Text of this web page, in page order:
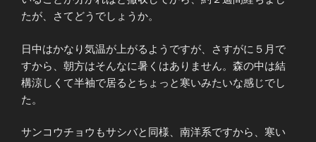
たが、さてどうでしょうか。
日中はかなり気温が上がるようですが、さすがに５月で
すから、朝方はそんなに暑くはありません。森の中は結
構涼しくて半袖で居るとちょっと寒いみたいな感じでし
た。
サンコウチョウもサシバと同様、南洋系ですから、寒い